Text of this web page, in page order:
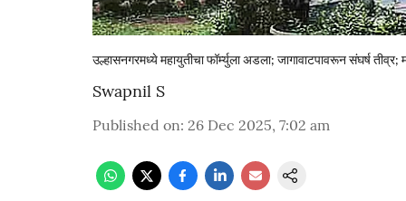
उल्हासनगरमध्ये महायुतीचा फॉर्म्युला अडला; जागावाटपावरून संघर्ष तीव्र;
Swapnil S
Published on: 26 Dec 2025, 7:02 am